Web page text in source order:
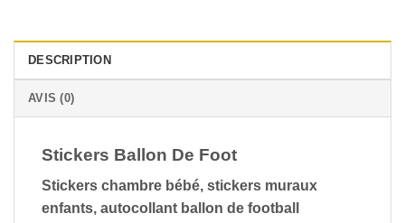
DESCRIPTION
AVIS (0)
Stickers Ballon De Foot
Stickers chambre bébé, stickers muraux
enfants, autocollant ballon de football